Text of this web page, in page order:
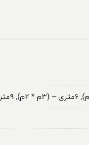
, ۶متری – (۳م * ۲م) , ۹متری – (۳.۵م * ۲.۵م)